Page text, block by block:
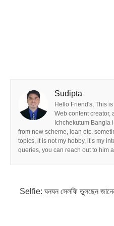
Sudipta
Hello Friend's, This
Web content creator,
Ichchekutum Bangla
from new scheme, loan etc.
topics, it is not my hobby, it’s my
queries, you can reach out to him
Selfie: ঘনঘন সেলফি তুলছেন